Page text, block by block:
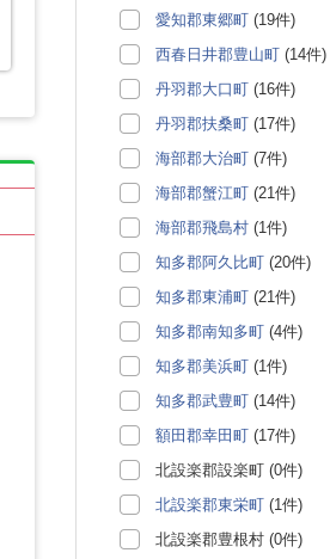
愛知郡東郷町 (19件)
西春日井郡豊山町 (14件)
丹羽郡大口町 (16件)
丹羽郡扶桑町 (17件)
海部郡大治町 (7件)
海部郡蟹江町 (21件)
海部郡飛島村 (1件)
知多郡阿久比町 (20件)
知多郡東浦町 (21件)
知多郡南知多町 (4件)
知多郡美浜町 (1件)
知多郡武豊町 (14件)
額田郡幸田町 (17件)
北設楽郡設楽町 (0件)
北設楽郡東栄町 (1件)
北設楽郡豊根村 (0件)